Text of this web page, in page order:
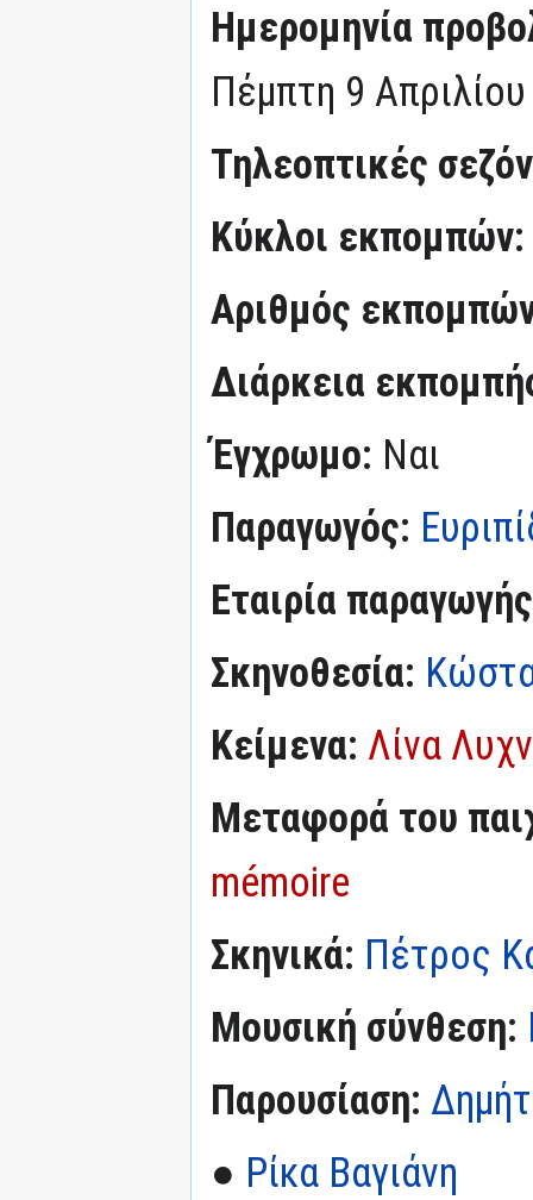
Ημερομηνία
Πέμπτη 9
Τηλεοπτικές
Κύκλοι εκπομπών:
Αριθμός
Διάρκεια
Έγχρωμο: Ναι
Παραγωγός:
Εταιρία
Σκηνοθεσία:
Κείμενα: Λίνα
Μεταφορά του
mémoire
Σκηνικά: Πέτρος
Μουσική σύνθεση:
Παρουσίαση:
● Ρίκα Βαγιάνη